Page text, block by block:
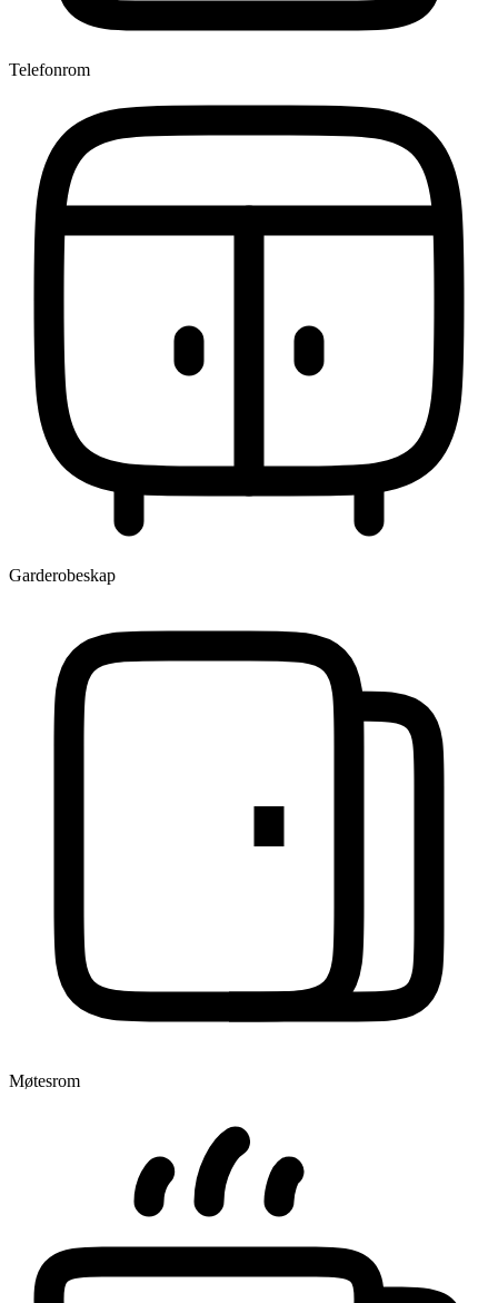
Telefonrom
Garderobeskap
Møtesrom